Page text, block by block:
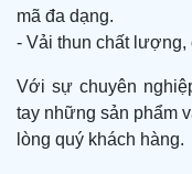
mã đa dạng.
- Vải thun chất lượng,
Với sự chuyên
tay những sản phẩm
lòng quý khách hàng.